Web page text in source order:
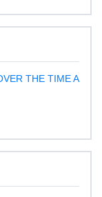
THE TIME A